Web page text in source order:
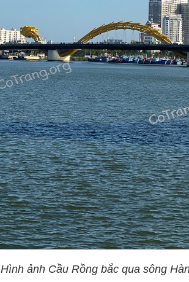
Hình ảnh Cầu Rồng bắc qua sông